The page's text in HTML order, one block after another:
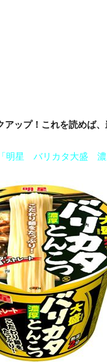
ップ！これを読めば、
明星 バリカタ大盛 濃